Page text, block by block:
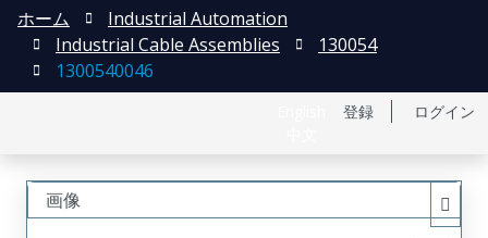
登録 ログイン
ホーム
Industrial Automation
Industrial Cable Assemblies
130054
1300540046
画像